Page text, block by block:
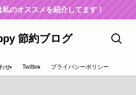
のオススメを紹介してます！
節約ブログ
せ Twitter プライバシーポリシー